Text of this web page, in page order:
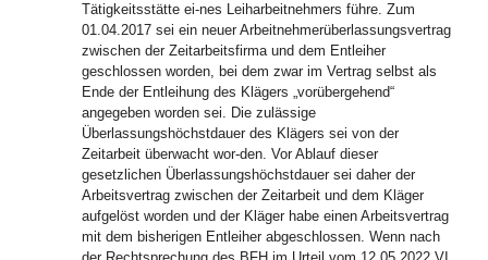
Tätigkeitsstätte ei-nes Leiharbeitnehmers führe. Zum
01.04.2017 sei ein neuer Arbeitnehmerüberlassungsvertrag
zwischen der Zeitarbeitsfirma und dem Entleiher
geschlossen worden, bei dem zwar im Vertrag selbst als
Ende der Entleihung des Klägers „vorübergehend“
angegeben worden sei. Die zulässige
Überlassungshöchstdauer des Klägers sei von der
Zeitarbeit überwacht wor-den. Vor Ablauf dieser
gesetzlichen Überlassungshöchstdauer sei daher der
Arbeitsvertrag zwischen der Zeitarbeit und dem Kläger
aufgelöst worden und der Kläger habe einen Arbeitsvertrag
mit dem bisherigen Entleiher abgeschlossen. Wenn nach